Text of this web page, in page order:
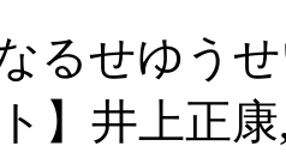
るせゆう
ト】井上正